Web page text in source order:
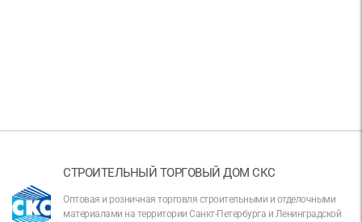
СТРОИТЕЛЬНЫЙ ТОРГОВЫЙ ДОМ СКС
Оптовая и розничная торговля строительными и отделочными
материалами на территории Санкт-Петербурга и Ленинградской